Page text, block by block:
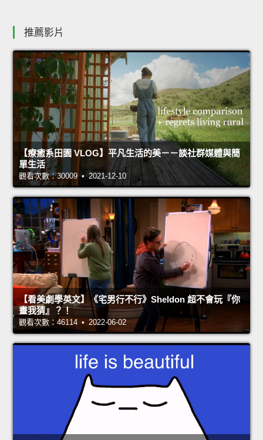
推薦影片
【療癒系田園 VLOG】平凡生活的美－－談社群媒體與簡
單生活
觀看次數：30009 • 2021-12-10
【看美劇學英文】《宅男行不行》Sheldon 超不會玩『你
畫我猜』？！
觀看次數：46114 • 2022-06-02